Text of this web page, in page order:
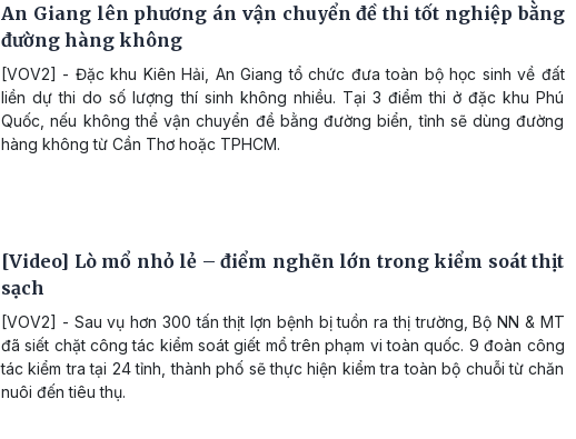
An Giang lên phương án vận chuyển đề thi tốt nghiệp bằng
đường hàng không
[VOV2] - Đặc khu Kiên Hải, An Giang tổ chức đưa toàn bộ học sinh về đất
liền dự thi do số lượng thí sinh không nhiều. Tại 3 điểm thi ở đặc khu Phú
Quốc, nếu không thể vận chuyển đề bằng đường biển, tỉnh sẽ dùng đường
hàng không từ Cần Thơ hoặc TPHCM.
[Video] Lò mổ nhỏ lẻ – điểm nghẽn lớn trong kiểm soát thịt
sạch
[VOV2] - Sau vụ hơn 300 tấn thịt lợn bệnh bị tuồn ra thị trường, Bộ NN & MT
đã siết chặt công tác kiểm soát giết mổ trên phạm vi toàn quốc. 9 đoàn công
tác kiểm tra tại 24 tỉnh, thành phố sẽ thực hiện kiểm tra toàn bộ chuỗi từ chăn
nuôi đến tiêu thụ.